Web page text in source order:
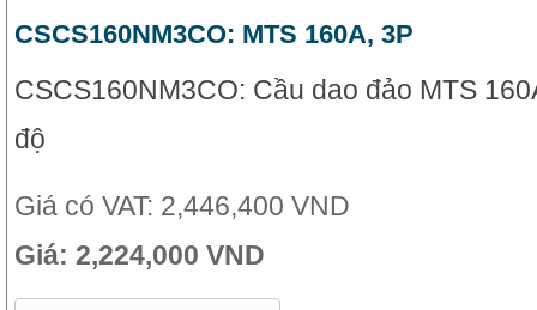
CSCS160NM3CO: MTS 160A, 3P
CSCS160NM3CO: Cầu dao đảo MTS
độ
Giá có VAT: 2,446,400 VND
Giá: 2,224,000 VND